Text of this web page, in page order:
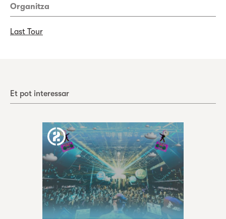
Organitza
Last Tour
Et pot interessar